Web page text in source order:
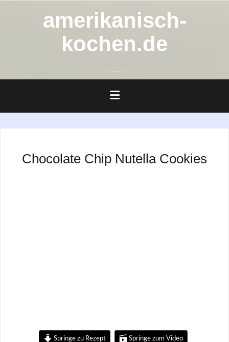
amerikanisch-
kochen.de
Chocolate Chip Nutella Cookies
Springe zu Rezept Springe zum Video